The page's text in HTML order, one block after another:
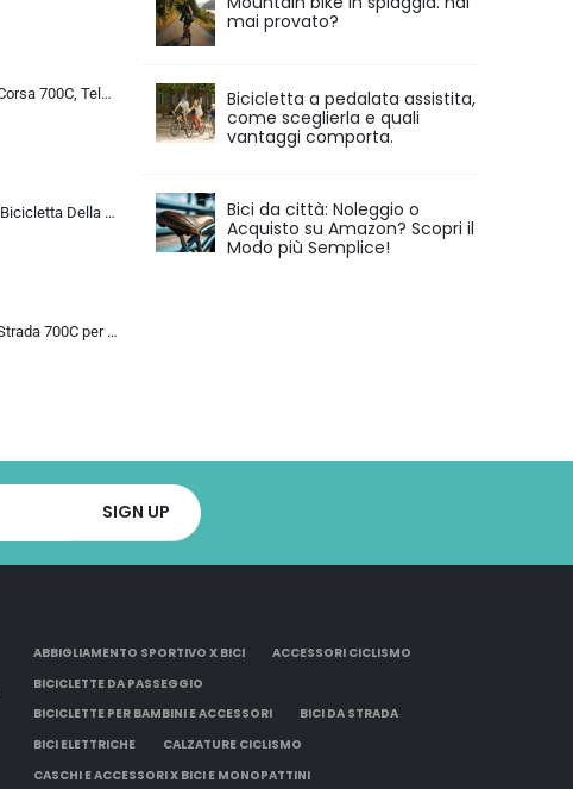
Bicicletta da Corsa 700C, Telaio in Acciaio con Cambio a 24/27/30 Marce, Bicicletta da Strada per Uomo Donna, Bici da Stra…
MU 26 Pollici Bicicletta Della Strada, 24 Velocità Bici, Doppio Disco Freno, Acciaio Al Carbonio Telaio, Strada Biciclette…
Bicicletta da Strada 700C per Uomo Donna, Bicicletta da Corsa con Freno a Disco 24/27/30 velocità, Telaio in Acciaio ad Al…
mai provato?
Bicicletta a pedalata assistita,
come sceglierla e quali
vantaggi comporta.
Bici da città: Noleggio o
Acquisto su Amazon? Scopri il
Modo più Semplice!
ABBIGLIAMENTO SPORTIVO X BICI
ACCESSORI CICLISMO
BICICLETTE DA PASSEGGIO
BICICLETTE PER BAMBINI E ACCESSORI
BICI DA STRADA
BICI ELETTRICHE
CALZATURE CICLISMO
CASCHI E ACCESSORI X BICI E MONOPATTINI